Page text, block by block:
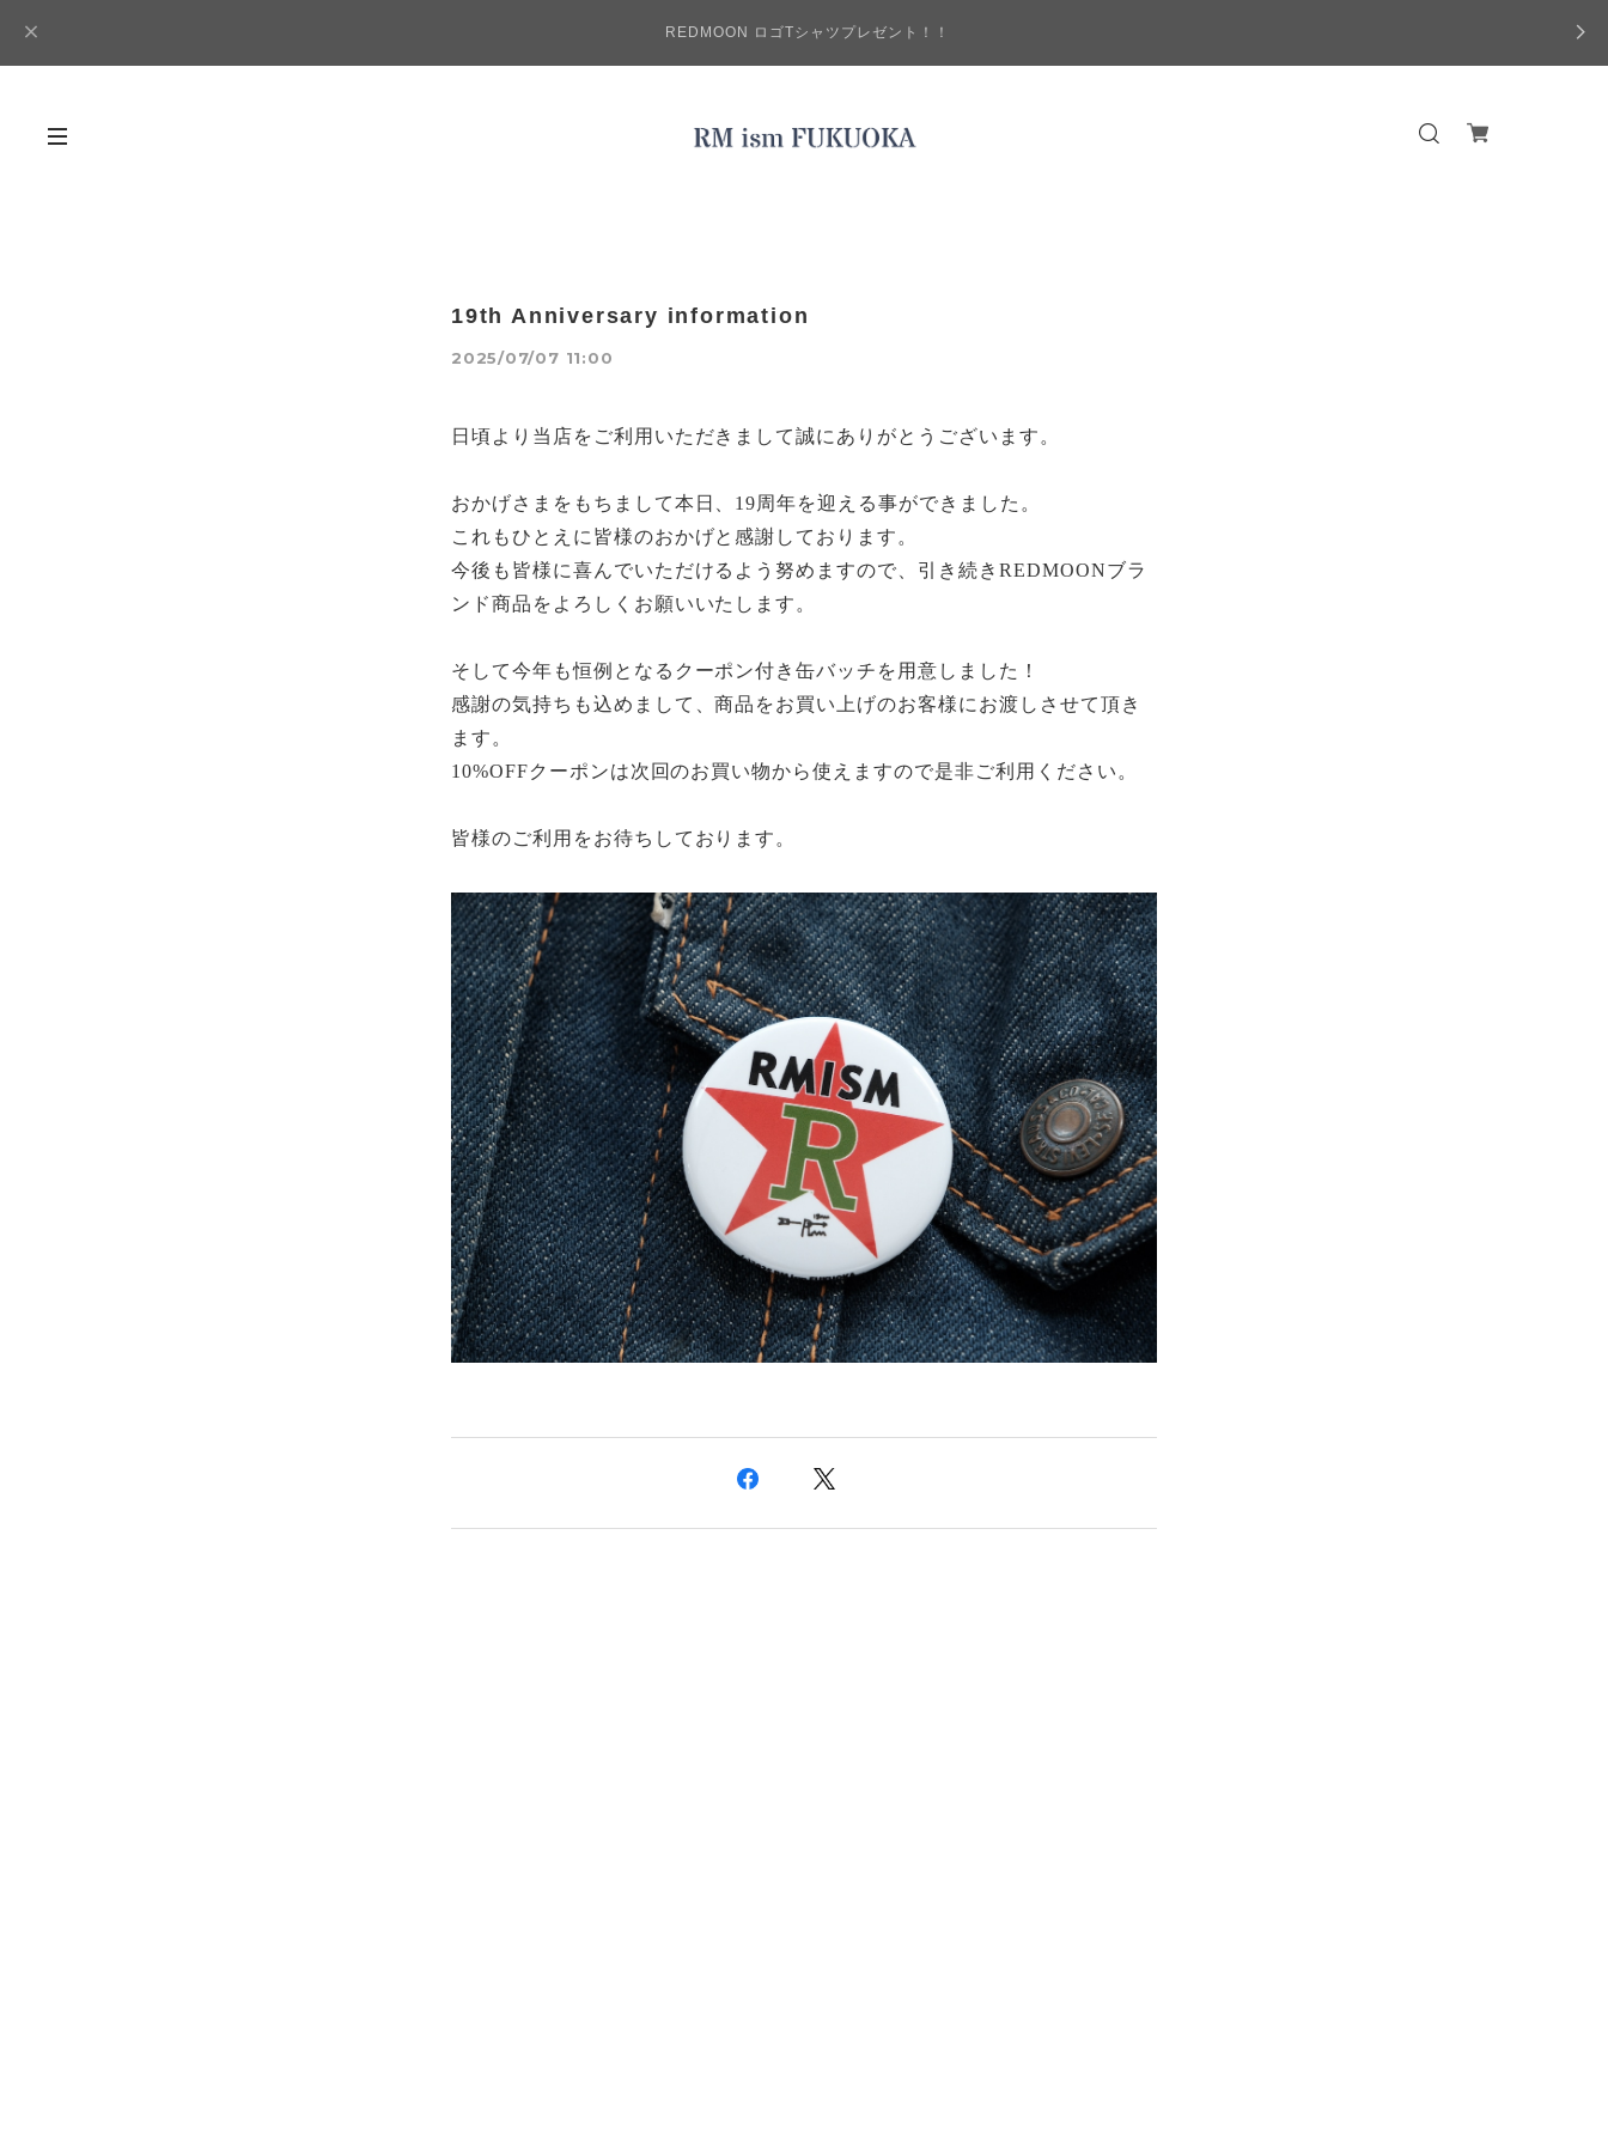
REDMOON ロゴTシャツプレゼント！！
19th Anniversary information
2025/07/07 11:00
日頃より当店をご利用いただきまして誠にありがとうございます。
おかげさまをもちまして本日、 19周年を迎える事ができました。
これもひとえに皆様のおかげと感謝しております。
今後も皆様に喜んでいただけるよう努めますので、引き続き REDMOONブラ
ンド商品をよろしくお願いいたします。
そして今年も恒例となるクーポン付き缶バッチを用意しました！
感謝の気持ちも込めまして、商品をお買い上げのお客様にお渡しさせて頂き
ます。
10%OFFクーポンは次回のお買い物から使えますので是非ご利用ください。
皆様のご利用をお待ちしております。